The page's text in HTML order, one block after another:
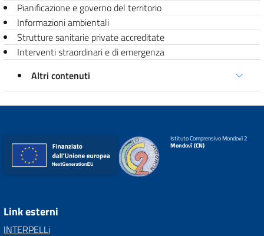
Pianificazione e governo del territorio
Informazioni ambientali
Strutture sanitarie private accreditate
Interventi straordinari e di emergenza
Altri contenuti
Istituto Comprensivo Mondovì 2
Mondovì (CN)
Link esterni
INTERPELLi